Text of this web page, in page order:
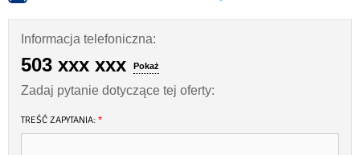
Informacja telefoniczna:
503 xxx xxx Pokaż
Zadaj pytanie dotyczące tej oferty:
TREŚĆ ZAPYTANIA: *